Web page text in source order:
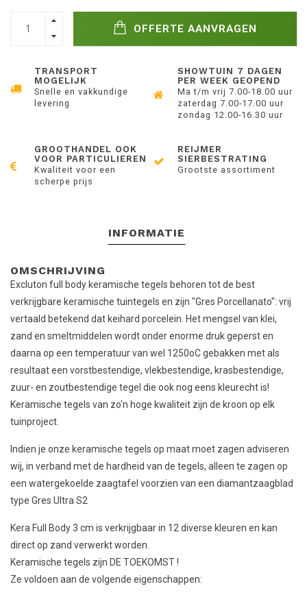
OFFERTE AANVRAGEN
TRANSPORT
MOGELIJK
Snelle en vakkundige
levering
SHOWTUIN 7 DAGEN
PER WEEK GEOPEND
Ma t/m vrij 7.00-18.00 uur
zaterdag 7.00-17.00 uur
zondag 12.00-16.30 uur
GROOTHANDEL OOK
VOOR PARTICULIEREN
Kwaliteit voor een
scherpe prijs
REIJMER
SIERBESTRATING
Grootste assortiment
INFORMATIE
OMSCHRIJVING
Excluton full body keramische tegels behoren tot de best
verkrijgbare keramische tuintegels en zijn "Gres Porcellanato": vrij
vertaald betekend dat keihard porcelein. Het mengsel van klei,
zand en smeltmiddelen wordt onder enorme druk geperst en
daarna op een temperatuur van wel 1250oC gebakken met als
resultaat een vorstbestendige, vlekbestendige, krasbestendige,
zuur- en zoutbestendige tegel die ook nog eens kleurecht is!
Keramische tegels van zo'n hoge kwaliteit zijn de kroon op elk
tuinproject.
Indien je onze keramische tegels op maat moet zagen adviseren
wij, in verband met de hardheid van de tegels, alleen te zagen op
een watergekoelde zaagtafel voorzien van een diamantzaagblad
type Gres Ultra S2
Kera Full Body 3 cm is verkrijgbaar in 12 diverse kleuren en kan
direct op zand verwerkt worden.
Keramische tegels zijn DE TOEKOMST !
Ze voldoen aan de volgende eigenschappen: